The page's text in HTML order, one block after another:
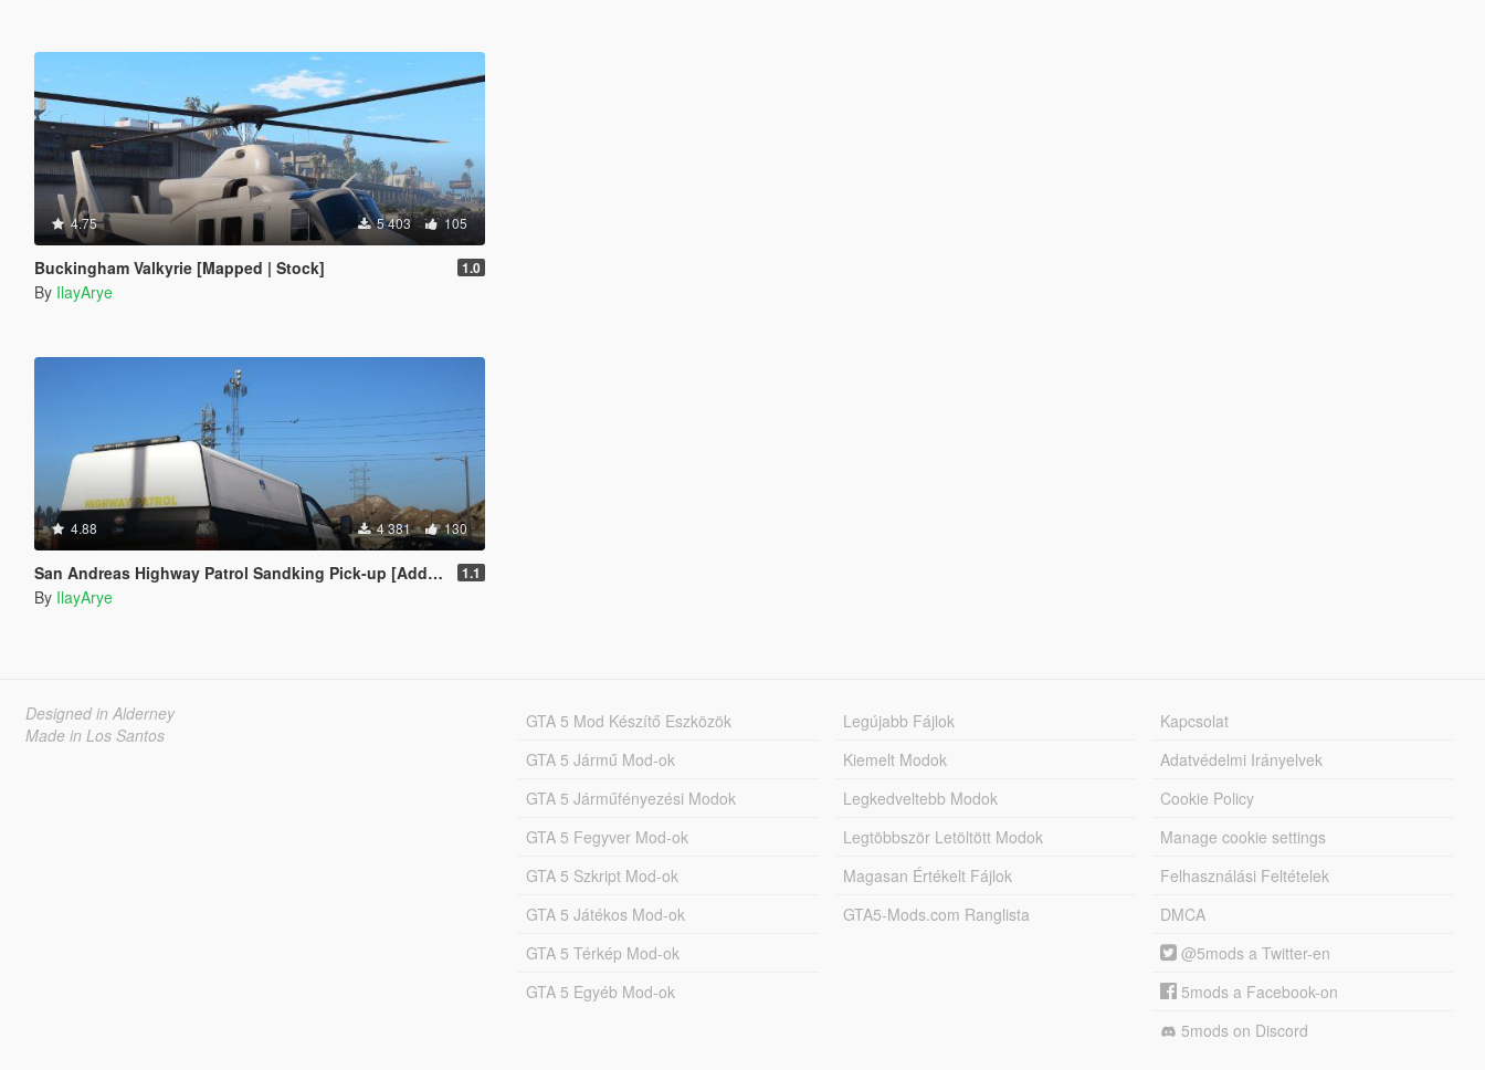
4.75 5 403 105
Buckingham Valkyrie [Mapped | Stock] 1.0
By IlayArye
4.88 4 381 130
San Andreas Highway Patrol Sandking Pick-up [Add-On ] 1.1
By IlayArye
Designed in Alderney
Made in Los Santos
GTA 5 Mod Készítő Eszközök
GTA 5 Jármű Mod-ok
GTA 5 Járműfényezési Modok
GTA 5 Fegyver Mod-ok
GTA 5 Szkript Mod-ok
GTA 5 Játékos Mod-ok
GTA 5 Térkép Mod-ok
GTA 5 Egyéb Mod-ok
Legújabb Fájlok
Kiemelt Modok
Legkedveltebb Modok
Legtöbbször Letöltött Modok
Magasan Értékelt Fájlok
GTA5-Mods.com Ranglista
Kapcsolat
Adatvédelmi Irányelvek
Cookie Policy
Manage cookie settings
Felhasználási Feltételek
DMCA
@5mods a Twitter-en
5mods a Facebook-on
5mods on Discord